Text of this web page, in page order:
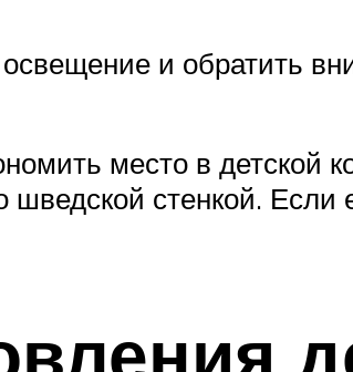
и обратить
место в детской
стенкой. Если